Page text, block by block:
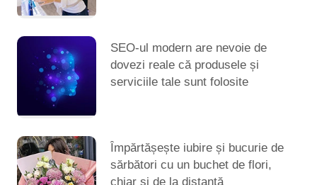
SEO-ul modern are nevoie de
dovezi reale că produsele și
serviciile tale sunt folosite
Împărtășește iubire și bucurie de
sărbători cu un buchet de flori,
chiar și de la distanță